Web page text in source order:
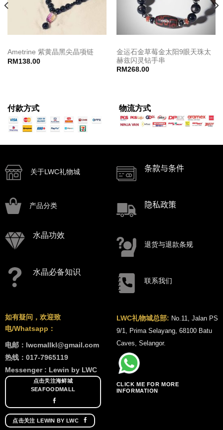
Ametrine 紫黄晶黑尖晶项链
RM138.00
金运石金草莓金太阳9眼天珠太
赫兹闪灵钻手串
RM 268.00
付款方式 物流方式
关于LWC礼物城
产品分类
水晶功效
水晶必备知识
条款与条件
隐私政策
退货与退款条规
联系我们
如有疑问，欢迎致
电/Whatsapp：
电邮：lwcmallkl@gmail.com
热线：017-7965119
Messenger : Lewin by LWC
点击关注海鲜城
SEAFOODMALL
点击关注 LEWIN BY LWC
LWC礼物城总部: No.11, Jalan PS
9/1, Prima Selayang, 68100 Batu
Caves, Selangor.
CLICK ME FOR MORE
INFORMATION